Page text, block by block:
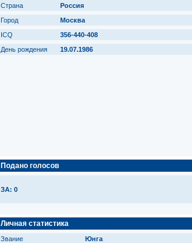
Страна
Россия
Город
Москва
ICQ
356-440-408
День рождения
19.07.1986
Подано голосов
ЗА: 0
Личная статистика
Звание Юнга